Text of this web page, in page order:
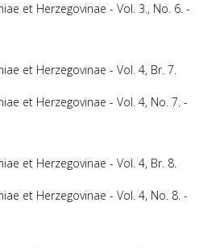
et Herzegovinae - Vol. 3., No. 6. -
et Herzegovinae - Vol. 4, Br. 7.
et Herzegovinae - Vol. 4, No. 7. -
et Herzegovinae - Vol. 4, Br. 8.
et Herzegovinae - Vol. 4, No. 8. -